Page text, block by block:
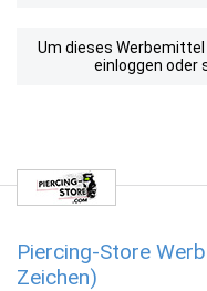
Um dieses
einloggen oder
Piercing-Store
Zeichen)